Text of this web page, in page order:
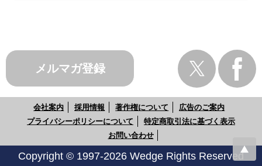
メルマガ登録
会社案内 採用情報 著作権について
広告のご案内
プライバシーポリシーについて
特定商取引法に基づく表示
お問い合わせ
Copyright © 1997-2026 Wedge Rights Reserved